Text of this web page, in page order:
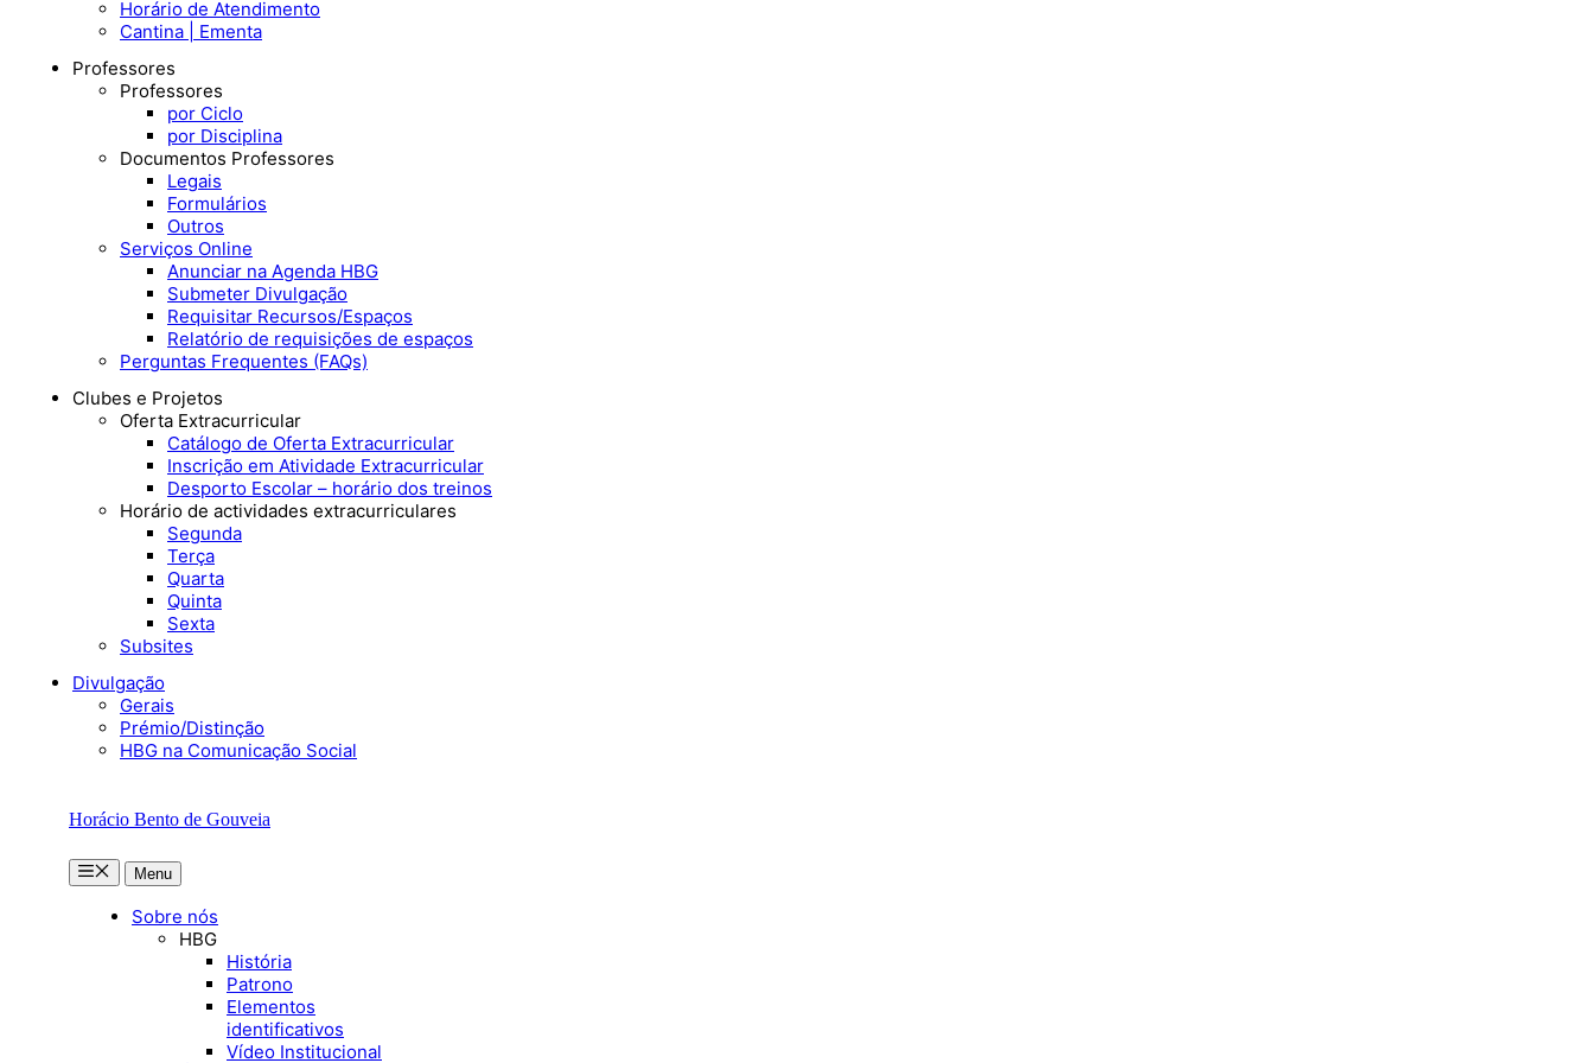
Horário de Atendimento
Cantina | Ementa
Professores
Professores
por Ciclo
por Disciplina
Documentos Professores
Legais
Formulários
Outros
Serviços Online
Anunciar na Agenda HBG
Submeter Divulgação
Requisitar Recursos/Espaços
Relatório de requisições de espaços
Perguntas Frequentes (FAQs)
Clubes e Projetos
Oferta Extracurricular
Catálogo de Oferta Extracurricular
Inscrição em Atividade Extracurricular
Desporto Escolar – horário dos treinos
Horário de actividades extracurriculares
Segunda
Terça
Quarta
Quinta
Sexta
Subsites
Divulgação
Gerais
Prémio/Distinção
HBG na Comunicação Social
Horácio Bento de Gouveia
MenuMenu
Sobre nós
HBG
História
Patrono
Elementos
identificativos
Vídeo Institucional